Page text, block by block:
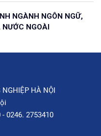
NGÀNH NGÔN NGỮ,
NƯỚC NGOÀI
NGHIỆP HÀ NỘI
0246. 2753410